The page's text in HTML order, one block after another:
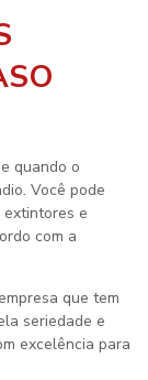
quando o
Você pode
e
com a
que tem
seriedade e
excelência para